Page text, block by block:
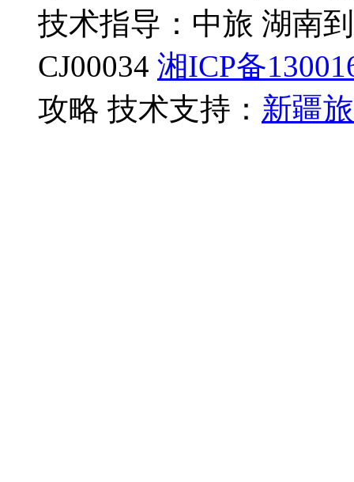
技术指导：中旅 湖南
CJ00034 湘ICP备
攻略 技术支持： 新疆